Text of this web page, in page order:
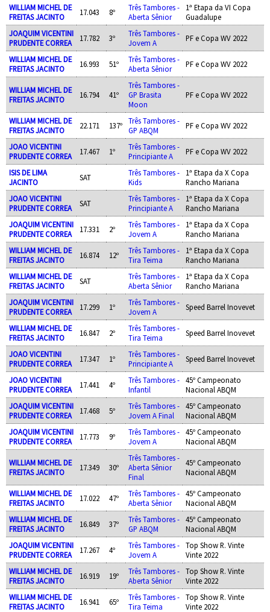
WILLIAM MICHEL DE
FREITAS JACINTO
17.043 8º
Três Tambores -
Aberta Sênior
1ª Etapa da VI Copa
Guadalupe
JOAQUIM VICENTINI
PRUDENTE CORREA
17.782 3º
Três Tambores -
Jovem A
PF e Copa WV 2022
WILLIAM MICHEL DE
FREITAS JACINTO
16.993 51º
Três Tambores -
Aberta Sênior
PF e Copa WV 2022
WILLIAM MICHEL DE
FREITAS JACINTO
16.794 41º
Três Tambores -
GP Brasita
Moon
PF e Copa WV 2022
WILLIAM MICHEL DE
FREITAS JACINTO
22.171 137º
Três Tambores -
GP ABQM
PF e Copa WV 2022
JOAO VICENTINI
PRUDENTE CORREA
17.467 1º
Três Tambores -
Principiante A
PF e Copa WV 2022
ISIS DE LIMA
JACINTO
SAT
Três Tambores -
Kids
1ª Etapa da X Copa
Rancho Mariana
JOAO VICENTINI
PRUDENTE CORREA
SAT
Três Tambores -
Principiante A
1ª Etapa da X Copa
Rancho Mariana
JOAQUIM VICENTINI
PRUDENTE CORREA
17.331 2º
Três Tambores -
Jovem A
1ª Etapa da X Copa
Rancho Mariana
WILLIAM MICHEL DE
FREITAS JACINTO
16.874 12º
Três Tambores -
Tira Teima
1ª Etapa da X Copa
Rancho Mariana
WILLIAM MICHEL DE
FREITAS JACINTO
SAT
Três Tambores -
Aberta Sênior
1ª Etapa da X Copa
Rancho Mariana
JOAQUIM VICENTINI
PRUDENTE CORREA
17.299 1º
Três Tambores -
Jovem A
Speed Barrel Inovevet
WILLIAM MICHEL DE
FREITAS JACINTO
16.847 2º
Três Tambores -
Tira Teima
Speed Barrel Inovevet
JOAO VICENTINI
PRUDENTE CORREA
17.347 1º
Três Tambores -
Principiante A
Speed Barrel Inovevet
JOAO VICENTINI
PRUDENTE CORREA
17.441 4º
Três Tambores -
Infantil
45º Campeonato
Nacional ABQM
JOAQUIM VICENTINI
PRUDENTE CORREA
17.468 5º
Três Tambores -
Jovem A Final
45º Campeonato
Nacional ABQM
JOAQUIM VICENTINI
PRUDENTE CORREA
17.773 9º
Três Tambores -
Jovem A
45º Campeonato
Nacional ABQM
WILLIAM MICHEL DE
FREITAS JACINTO
17.349 30º
Três Tambores -
Aberta Sênior
Final
45º Campeonato
Nacional ABQM
WILLIAM MICHEL DE
FREITAS JACINTO
17.022 47º
Três Tambores -
Aberta Sênior
45º Campeonato
Nacional ABQM
WILLIAM MICHEL DE
FREITAS JACINTO
16.849 37º
Três Tambores -
GP ABQM
45º Campeonato
Nacional ABQM
JOAQUIM VICENTINI
PRUDENTE CORREA
17.267 4º
Três Tambores -
Jovem A
Top Show R. Vinte
Vinte 2022
WILLIAM MICHEL DE
FREITAS JACINTO
16.919 19º
Três Tambores -
Aberta Sênior
Top Show R. Vinte
Vinte 2022
WILLIAM MICHEL DE
FREITAS JACINTO
16.941 65º
Três Tambores -
Tira Teima
Top Show R. Vinte
Vinte 2022